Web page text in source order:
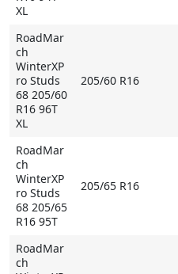
XL
RoadMar
ch
WinterXP
ro Studs
68 205/60
R16 96T
XL
205/60 R16
RoadMar
ch
WinterXP
ro Studs
68 205/65
R16 95T
205/65 R16
RoadMar
ch